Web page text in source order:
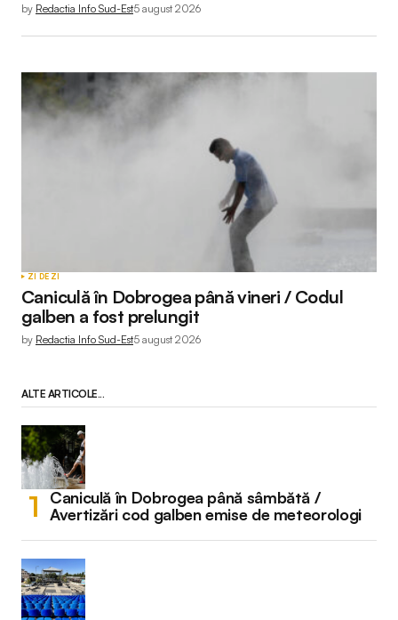
by Redactia Info Sud-Est5 august 2026
ZI DE ZI
Caniculă în Dobrogea până vineri / Codul
galben a fost prelungit
by Redactia Info Sud-Est5 august 2026
ALTE ARTICOLE...
Caniculă în Dobrogea până sâmbătă /
Avertizări cod galben emise de meteorologi